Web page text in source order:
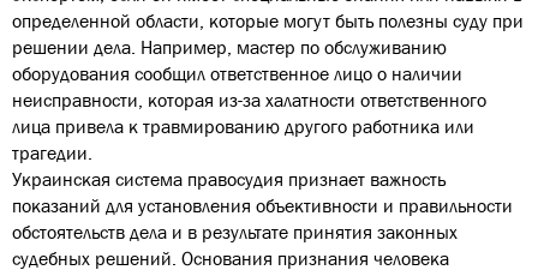
определенной области, которые могут быть полезны суду при
решении дела. Например, мастер по обслуживанию
оборудования сообщил ответственное лицо о наличии
неисправности, которая из-за халатности ответственного
лица привела к травмированию другого работника или
трагедии.
Украинская система правосудия признает важность
показаний для установления объективности и правильности
обстоятельств дела и в результате принятия законных
судебных решений. Основания признания человека